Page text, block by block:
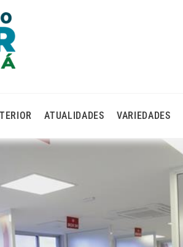
ATUALIDADES VARIEDADES